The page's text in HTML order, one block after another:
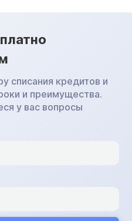
списания кредитов и
и преимущества.
у вас вопросы